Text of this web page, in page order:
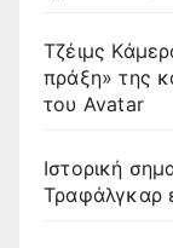
Τζέιμς
πράξη» της
του Avatar
Ιστορική
Τραφάλγκαρ